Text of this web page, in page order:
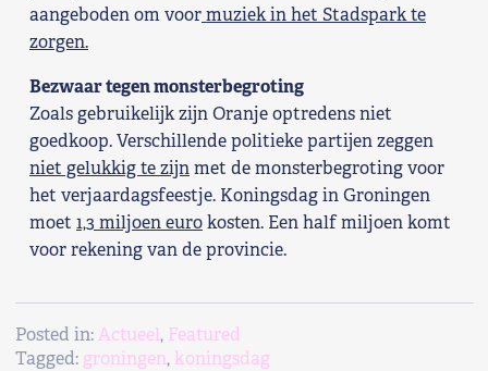
aangeboden om voormuziek in het Stadspark te
zorgen.
Bezwaar tegen monsterbegroting
Zoals gebruikelijk zijn Oranje optredens niet
goedkoop. Verschillende politieke partijen zeggen
niet gelukkig te zijnmet de monsterbegroting voor
het verjaardagsfeestje. Koningsdag in Groningen
moet 1,3 miljoen eurokosten. Een half miljoen komt
voor rekening van de provincie.
Posted in:Actueel, Featured
Tagged: groningen, koningsdag